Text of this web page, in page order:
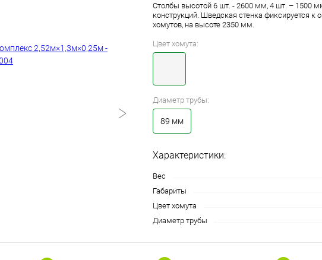
Столбы высотой 6 шт. - 2600 мм, 4 шт. – 1500
конструкций. Шведская стенка фиксируется
хомутов, на высоте 2350 мм.
Цвет хомута:
Диаметр трубы:
89 мм
Характеристики:
Вес
Габариты
Цвет хомута
Диаметр трубы